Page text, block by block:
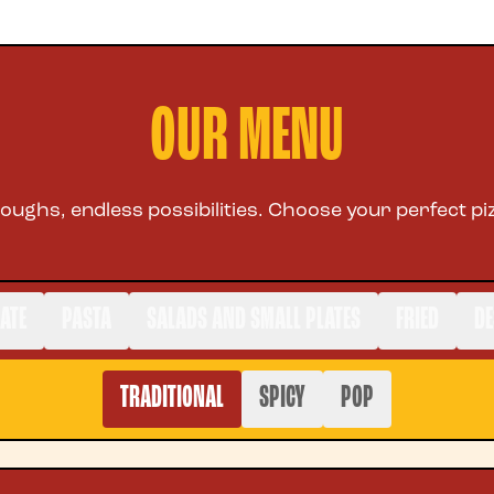
OUR MENU
endless possibilities. Choose your perfect
TRADITIONAL SPICY POP